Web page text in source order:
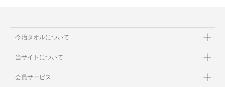
今治タオルについて
当サイトについて
会員サービス